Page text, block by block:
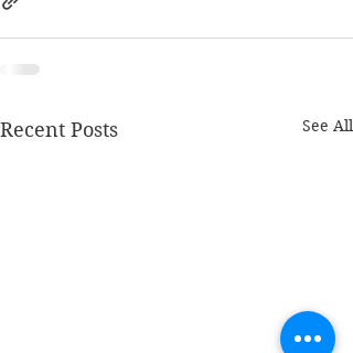
Recent Posts See All